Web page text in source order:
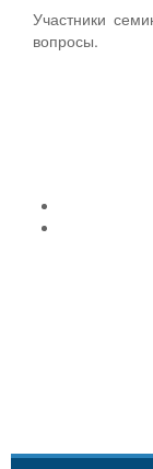
Участники
вопросы.